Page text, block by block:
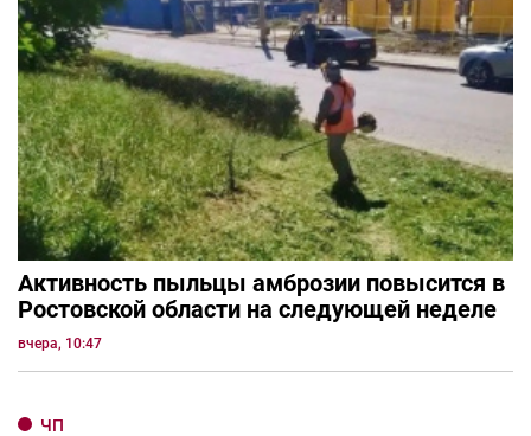
Активность пыльцы амброзии повысится в
Ростовской области на следующей неделе
вчера, 10:47
ЧП